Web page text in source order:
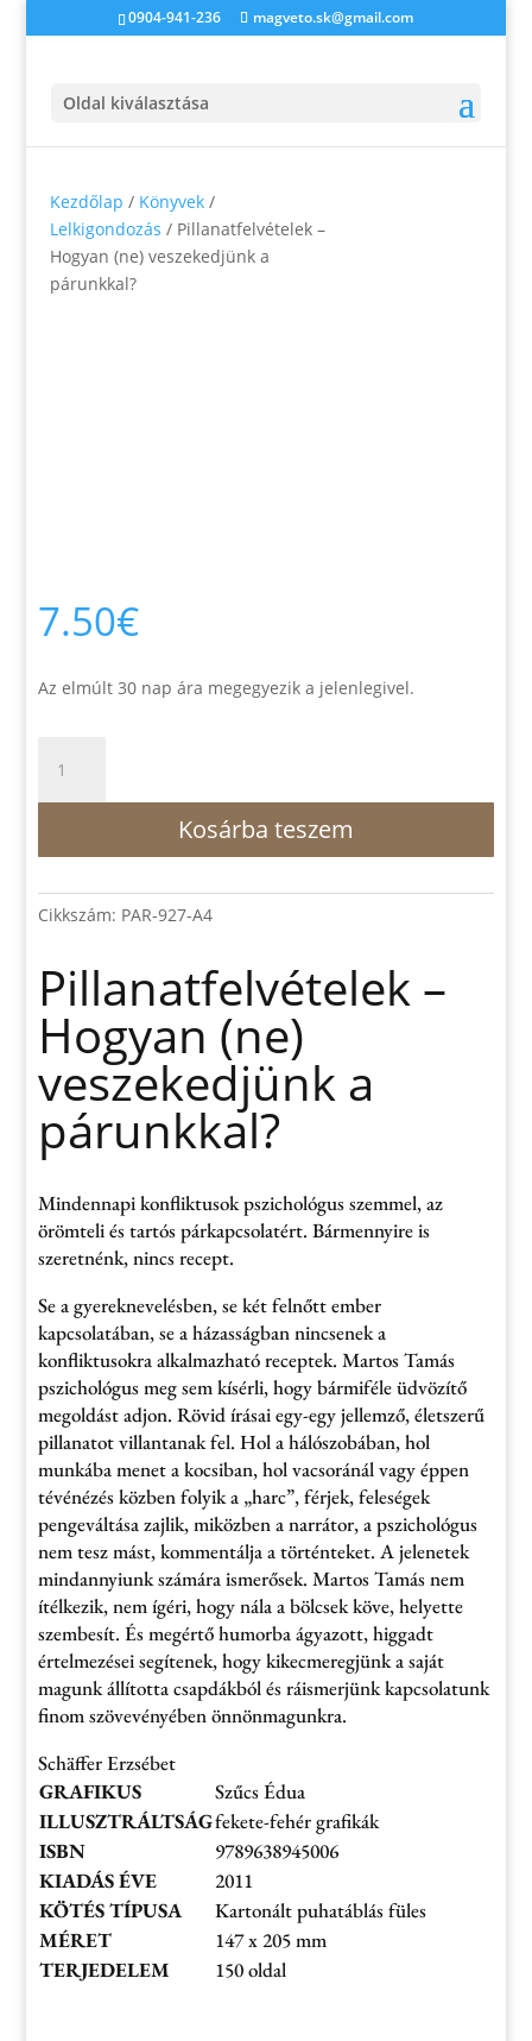
0904-941-236 magveto.sk@gmail.com
Oldal kiválasztása
Kezdőlap / Könyvek /
Lelkigondozás / Pillanatfelvételek –
Hogyan (ne) veszekedjünk a
párunkkal?
7.50€
Az elmúlt 30 nap ára megegyezik a jelenlegivel.
Hogyan
veszekedjünk
párunkkal?
Kosárba teszem
Cikkszám: PAR-927-A4
Pillanatfelvételek –
Hogyan (ne)
veszekedjünk a
párunkkal?
Mindennapi konfliktusok pszichológus szemmel, az
örömteli és tartós párkapcsolatért. Bármennyire is
szeretnénk, nincs recept.
Se a gyereknevelésben, se két felnőtt ember
kapcsolatában, se a házasságban nincsenek a
konfliktusokra alkalmazható receptek. Martos Tamás
pszichológus meg sem kísérli, hogy bármiféle üdvözítő
megoldást adjon. Rövid írásai egy-egy jellemző, életszerű
pillanatot villantanak fel. Hol a hálószobában, hol
munkába menet a kocsiban, hol vacsoránál vagy éppen
tévénézés közben folyik a „harc”, férjek, feleségek
pengeváltása zajlik, miközben a narrátor, a pszichológus
nem tesz mást, kommentálja a történteket. A jelenetek
mindannyiunk számára ismerősek. Martos Tamás nem
ítélkezik, nem ígéri, hogy nála a bölcsek köve, helyette
szembesít. És megértő humorba ágyazott, higgadt
értelmezései segítenek, hogy kikecmeregjünk a saját
magunk állította csapdákból és ráismerjünk kapcsolatunk
finom szövevényében önnönmagunkra.
Schäffer Erzsébet
GRAFIKUS
Szűcs Édua
ILLUSZTRÁLTSÁGfekete-fehér grafikák
ISBN
9789638945006
KIADÁS ÉVE
2011
KÖTÉS TÍPUSA
Kartonált puhatáblás füles
MÉRET
147 x 205 mm
TERJEDELEM
150 oldal